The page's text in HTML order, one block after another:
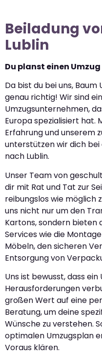
Beiladung
Lublin
Du planst einen
Da bist du bei uns, Baum
genau richtig! Wir sind
Umzugsunternehmen,
Europa spezialisiert hat.
Erfahrung und unserem
unterstützen wir dich bei
nach Lublin.
Unser Team von
dir mit Rat und Tat zur
reibungslos wie möglich
uns nicht nur um den
Kartons, sondern
Services wie die
Möbeln, den sicheren
Entsorgung von
Uns ist bewusst, dass
Herausforderungen
großen Wert auf eine
Beratung, um deine
Wünsche zu verstehen.
optimalen Umzugsplan
Voraus klären.